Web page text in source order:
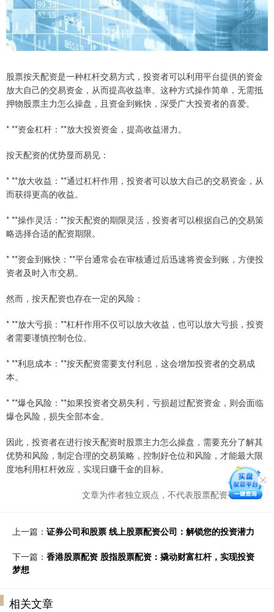
股票按天配资是一种杠杆交易方式，投资者可以利用平台提供的资金
放大自己的交易资金，从而提高收益率。这种方式操作简单，无需抵
押物股票主力怎么操盘，且资金到账快，深受广大投资者的喜爱。
* **资金杠杆：**放大投资资金，提高收益潜力。
按天配资的优势显而易见：
* **放大收益：**通过杠杆作用，投资者可以放大自己的交易资金，从
而获得更高的收益。
* **操作灵活：**按天配资的期限灵活，投资者可以根据自己的交易策
略选择合适的配资期限。
* **资金到账快：**平台通常会在审核通过后迅速将资金到账，方便投
资者及时入市交易。
然而，按天配资也存在一定的风险：
* **放大亏损：**杠杆作用不仅可以放大收益，也可以放大亏损，投资
者需要谨慎控制仓位。
* **利息成本：**按天配资需要支付利息，这会增加投资者的交易成
本。
* **爆仓风险：**如果投资者交易失利，亏损超过配资资金，则会面临
爆仓风险，损失全部本金。
因此，投资者在进行按天配资时股票主力怎么操盘，需要充分了解其
优势和风险，制定合理的交易策略，控制好仓位和风险，才能最大限
度地利用杠杆效应，实现日赚千金的目标。
文章为作者独立观点，不代表股票配资平台观点
上一篇： 证券公司和股票 线上股票配资公司：解锁您的投资潜力
下一篇： 香港股票配资 股指股票配资：撬动财富杠杆，实现投资
梦想
相关文章